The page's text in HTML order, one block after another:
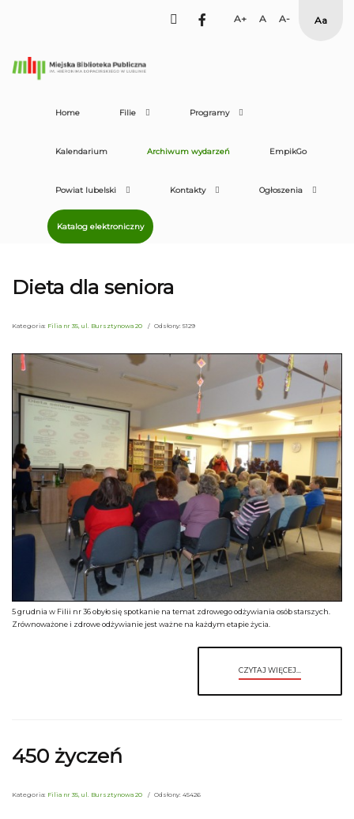
facebook
Set
LargerDefault
Set
Smaller
High
Home Filie Programy
Kalendarium Archiwum wydarzeń EmpikGo
Powiat lubelski Kontakty Ogłoszenia
Katalog elektroniczny
Dieta dla seniora
Kategoria: Filia nr 35, ul. Bursztynowa 20 Odsłony: 5129
5 grudnia w Filii nr 36 obyło się spotkanie na temat zdrowego odżywiania osób starszych.
Zrównoważone i zdrowe odżywianie jest ważne na każdym etapie życia.
CZYTAJ WIĘCEJ...
450 życzeń
Kategoria: Filia nr 35, ul. Bursztynowa 20 Odsłony: 45426